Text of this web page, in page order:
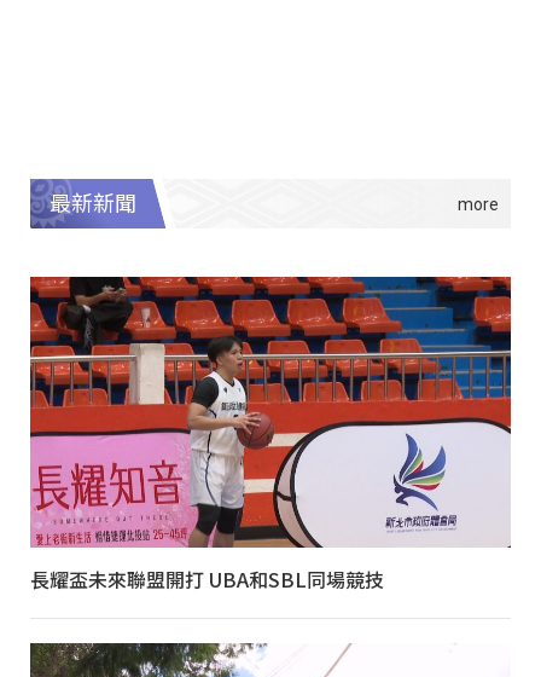
最新新聞
長耀盃未來聯盟開打 UBA和SBL同場競技